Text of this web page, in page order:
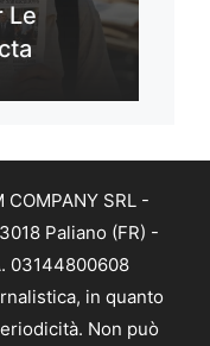
Le
SRL -
Paliano (FR) -
03144800608
in quanto
Non può